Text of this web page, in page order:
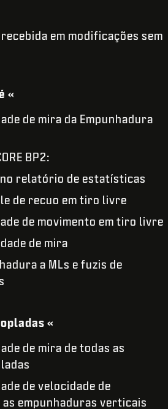
em modificações sem
«
de mira da Empunhadura
BP2:
relatório de estatísticas
de recuo em tiro livre
de movimento em tiro livre
de mira
a MLs e fuzis de
«
de mira de todas as
de velocidade de
empunhaduras verticais